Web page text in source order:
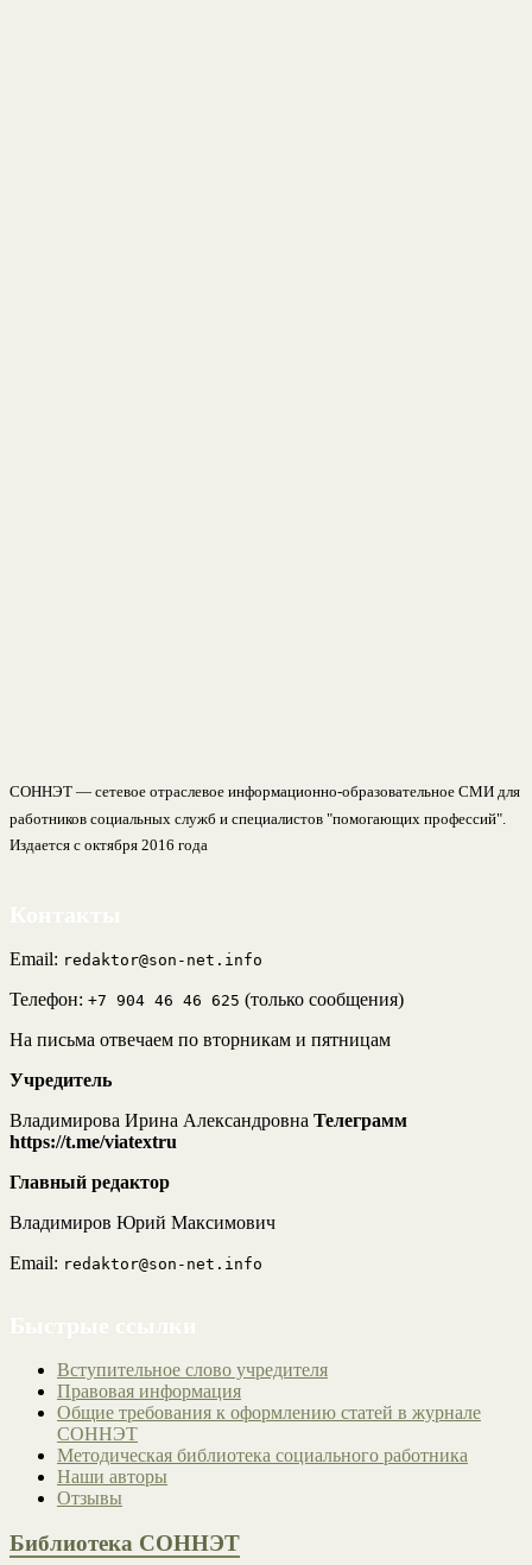
СОННЭТ — сетевое отраслевое информационно-образовательное СМИ для
работников социальных служб и специалистов "помогающих профессий".
Издается с октября 2016 года
Email: redaktor@son-net.info
Телефон: +7 904 46 46 625 (только сообщения)
На письма отвечаем по вторникам и пятницам
Учредитель
Владимирова Ирина Александровна Телеграмм
https://t.me/viatextru
Главный редактор
Владимиров Юрий Максимович
Email: redaktor@son-net.info
Вступительное слово учредителя
Правовая информация
Общие требования к оформлению статей в журнале
СОННЭТ
Методическая библиотека социального работника
Наши авторы
Отзывы
Библиотека СОННЭТ